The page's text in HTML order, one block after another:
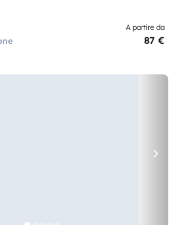
A partire da
87 €